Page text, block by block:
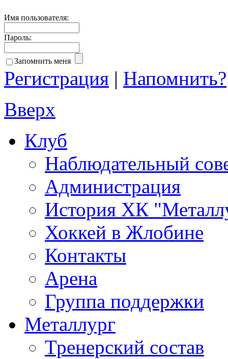
Имя пользователя:
Пароль:
Запомнить меня
Регистрация | Напомнить?
Вверх
Клуб
Наблюдательный
Администрация
История ХК
Хоккей в Жлобине
Контакты
Арена
Группа поддержки
Металлург
Тренерский состав